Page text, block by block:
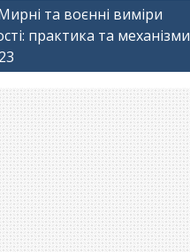
та воєнні виміри
практика та механізми